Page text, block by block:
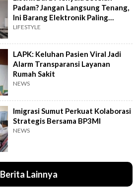
Padam? Jangan Langsung Tenang,
Ini Barang Elektronik Paling
Rawan Rusak
LIFESTYLE
LAPK: Keluhan Pasien Viral Jadi
Alarm Transparansi Layanan
Rumah Sakit
NEWS
Imigrasi Sumut Perkuat Kolaborasi
Strategis Bersama BP3MI
NEWS
Berita Lainnya